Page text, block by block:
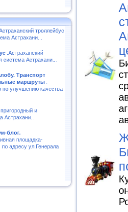
троллейбус
Астрахани...
.Астраханский
Астрахани...
Транспорт
маршруты
по улучшению качества
и
Астрахани..
блог.
площадка-
адресу ул.Генерала